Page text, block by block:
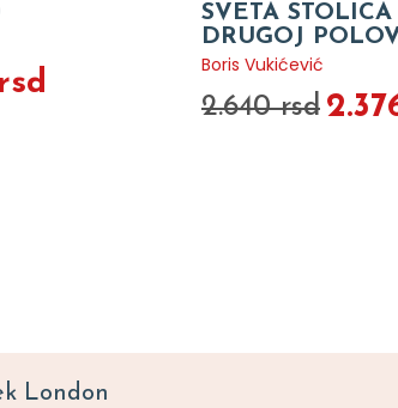
SVETA
DRUGOJ
Boris Vukićević
2.640 rsd
London